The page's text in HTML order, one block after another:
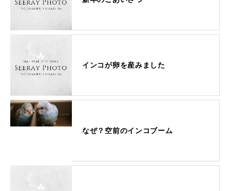
インコが卵を産みました
なぜ？空前のインコブーム